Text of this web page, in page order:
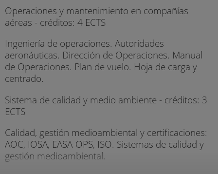
Operaciones y mantenimiento en compañías
aéreas - créditos: 4 ECTS
Ingeniería de operaciones. Autoridades
aeronáuticas. Dirección de Operaciones. Manual
de Operaciones. Plan de vuelo. Hoja de carga y
centrado.
Sistema de calidad y medio ambiente - créditos: 3
ECTS
Calidad, gestión medioambiental y certificaciones:
AOC, IOSA, EASA-OPS, ISO. Sistemas de calidad y
gestión medioambiental.